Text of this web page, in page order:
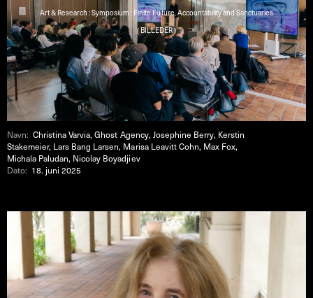
Art & Research : Symposium : Finite Future. Accountability and Sanctuaries
( BILLEDER )
Navn:Christina Varvia, Ghost Agency, Josephine Berry, Kerstin
Stakemeier, Lars Bang Larsen, Marisa Leavitt Cohn, Max Fox,
Michala Paludan, Nicolay Boyadjiev
Dato: 18. juni 2025